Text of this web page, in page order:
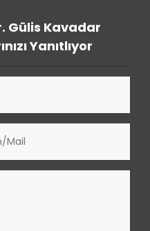
Gülis Kavadar
Yanıtlıyor